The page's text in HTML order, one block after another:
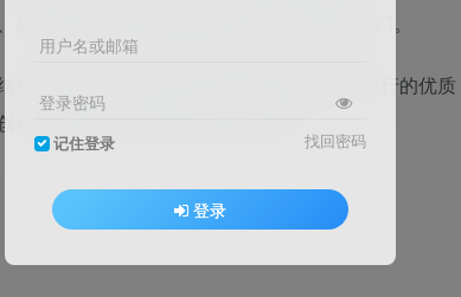
示词结构与AI视频基础流程，带你快速入门。
构化表达”，学会写出AI能精准理解、高效执行的优质
底层逻辑，轻松开启AI创作之路。
用户名或邮箱
登录密码
记住登录 找回密码
登录